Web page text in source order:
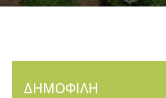
ΔΗΜΟΦΙΛΗ